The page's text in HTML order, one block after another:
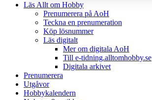
Läs Allt om Hobby
Prenumerera på AoH
Teckna en prenumeration
Köp lösnummer
Läs digitalt
Mer om digitala AoH
Till e-tidning.alltomhobby.se
Digitala arkivet
Prenumerera
Utgåvor
Hobbykalendern